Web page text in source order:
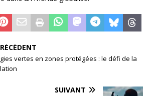
vertes en zones protégées : le défi de la
SUIVANT